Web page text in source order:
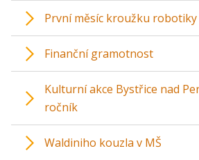
První měsíc kroužku robotiky
Finanční gramotnost
Kulturní akce Bystřice nad
ročník
Waldiniho kouzla v MŠ